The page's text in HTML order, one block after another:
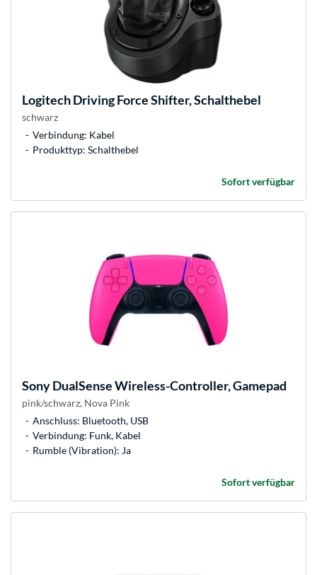
LogitechDriving Force Shifter, Schalthebel
schwarz
Verbindung: Kabel
Produkttyp: Schalthebel
Sofort verfügbar
SonyDualSense Wireless-Controller, Gamepad
pink/schwarz, Nova Pink
Anschluss: Bluetooth, USB
Verbindung: Funk, Kabel
Rumble (Vibration): Ja
Sofort verfügbar